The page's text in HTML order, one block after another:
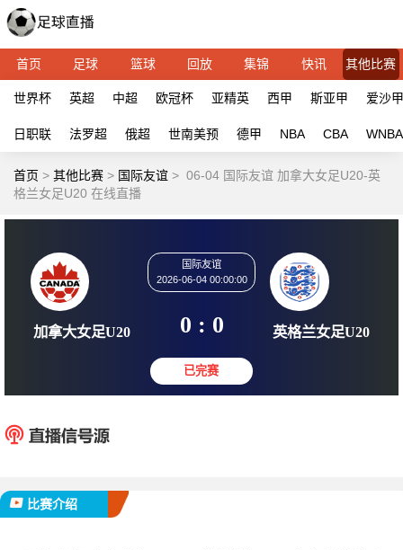
首页 足球 篮球 回放 集锦 快讯 其他比赛
世界杯 英超 中超 欧冠杯 亚精英 西甲 斯亚甲 爱沙甲
日职联 法罗超 俄超 世南美预 德甲 NBA CBA WNBA
首页 > 其他比赛 > 国际友谊 > 06-04 国际友谊 加拿大女足U20-英
格兰女足U20 在线直播
国际友谊
2026-06-04 00:00:00
0 : 0
比赛介绍